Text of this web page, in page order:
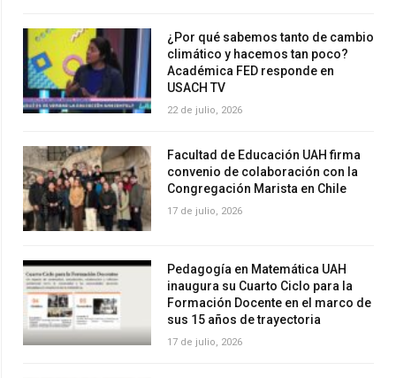
¿Por qué sabemos tanto de cambio
climático y hacemos tan poco?
Académica FED responde en
USACH TV
22 de julio, 2026
Facultad de Educación UAH firma
convenio de colaboración con la
Congregación Marista en Chile
17 de julio, 2026
Pedagogía en Matemática UAH
inaugura su Cuarto Ciclo para la
Formación Docente en el marco de
sus 15 años de trayectoria
17 de julio, 2026